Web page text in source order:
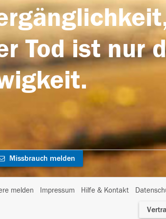
Tod ist nur
Missbrauch melden
melden Impressum Hilfe & Kontakt